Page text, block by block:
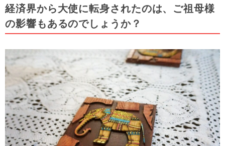
経済界から大使に転身されたのは、ご祖母様
の影響もあるのでしょうか？